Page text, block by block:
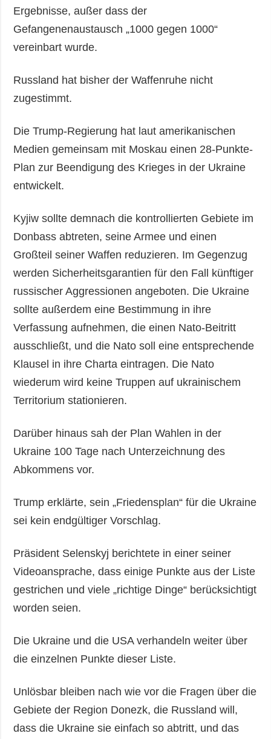
Ergebnisse, außer dass der
Gefangenenaustausch „1000 gegen 1000“
vereinbart wurde.
Russland hat bisher der Waffenruhe nicht
zugestimmt.
Die Trump-Regierung hat laut amerikanischen
Medien gemeinsam mit Moskau einen 28-Punkte-
Plan zur Beendigung des Krieges in der Ukraine
entwickelt.
Kyjiw sollte demnach die kontrollierten Gebiete im
Donbass abtreten, seine Armee und einen
Großteil seiner Waffen reduzieren. Im Gegenzug
werden Sicherheitsgarantien für den Fall künftiger
russischer Aggressionen angeboten. Die Ukraine
sollte außerdem eine Bestimmung in ihre
Verfassung aufnehmen, die einen Nato-Beitritt
ausschließt, und die Nato soll eine entsprechende
Klausel in ihre Charta eintragen. Die Nato
wiederum wird keine Truppen auf ukrainischem
Territorium stationieren.
Darüber hinaus sah der Plan Wahlen in der
Ukraine 100 Tage nach Unterzeichnung des
Abkommens vor.
Trump erklärte, sein „Friedensplan“ für die Ukraine
sei kein endgültiger Vorschlag.
Präsident Selenskyj berichtete in einer seiner
Videoansprache, dass einige Punkte aus der Liste
gestrichen und viele „richtige Dinge“ berücksichtigt
worden seien.
Die Ukraine und die USA verhandeln weiter über
die einzelnen Punkte dieser Liste.
Unlösbar bleiben nach wie vor die Fragen über die
Gebiete der Region Donezk, die Russland will,
dass die Ukraine sie einfach so abtritt, und das